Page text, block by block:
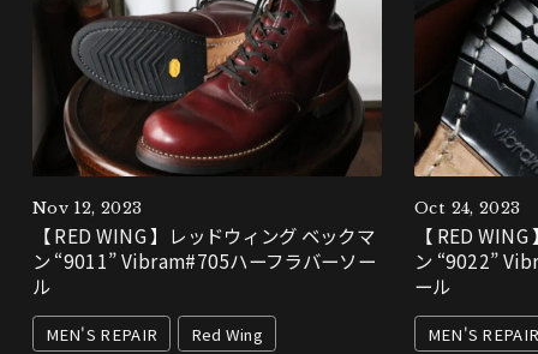
Nov 12, 2023
【 RED WING 】レッドウィング ベックマ
ン “9011” Vibram#705ハーフラバーソー
ル
MEN'S REPAIR Red Wing
Oct 24, 2023
【 RED
ン “9022”
ール
MEN'S